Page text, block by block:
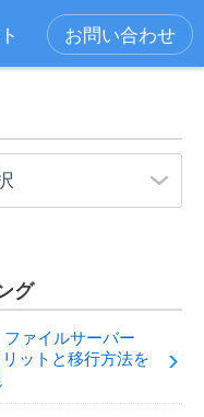
お問い合わせ
グ
ファイルサーバー
ットと移行方法を